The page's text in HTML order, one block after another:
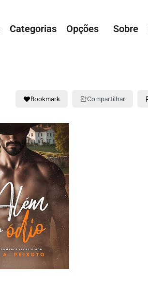
Categorias Opções Sobre
Bookmark Compartilhar